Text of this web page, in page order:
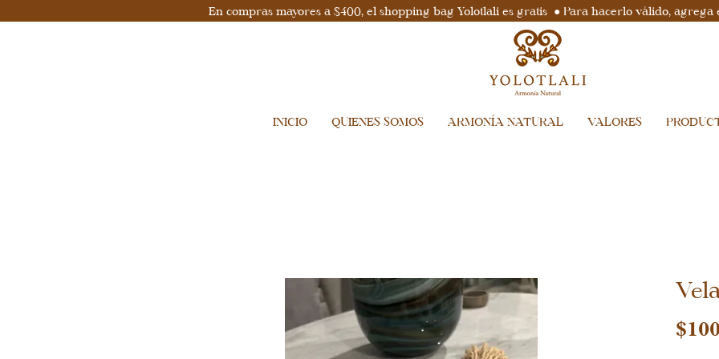
En compras mayores a $400, el shopping bag Yolotlali es gratis ● Para hacerlo válido,
INICIO QUIENES SOMOS ARMONÍA NATURAL VALORES